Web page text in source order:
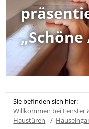
Sie befinden sich hier:
Willkommen bei Fenster
Haustüren